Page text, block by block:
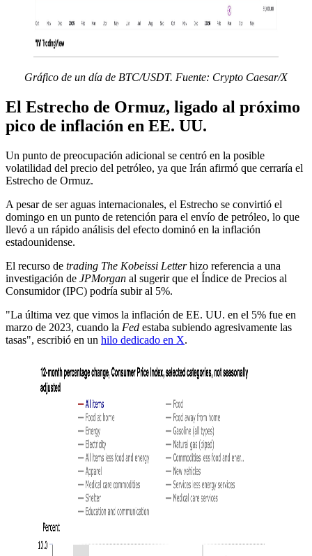
Gráfico de un día de BTC/USDT. Fuente: Crypto Caesar/X
El Estrecho de Ormuz, ligado al próximo
pico de inflación en EE. UU.
Un punto de preocupación adicional se centró en la posible
volatilidad del precio del petróleo, ya que Irán afirmó que cerraría el
Estrecho de Ormuz.
A pesar de ser aguas internacionales, el Estrecho se convirtió el
domingo en un punto de retención para el envío de petróleo, lo que
llevó a un rápido análisis del efecto dominó en la inflación
estadounidense.
El recurso de trading The Kobeissi Letterhizo referencia a una
investigación de JPMorgan al sugerir que el Índice de Precios al
Consumidor (IPC) podría subir al 5%.
"La última vez que vimos la inflación de EE. UU. en el 5% fue en
marzo de 2023, cuando la Fed estaba subiendo agresivamente las
tasas", escribió en un hilo dedicado en X.